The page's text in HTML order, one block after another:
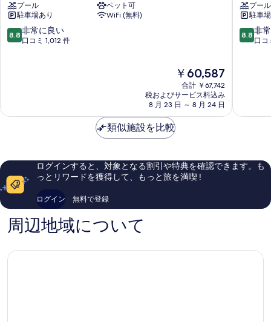
ノ
ボ
テ
ル
Monaco
プール
ペット可
駐車場あり
WiFi (無料)
10
段
良
ミ
件
件
コ
ミ
8.8 非常に良い
口コミ 1,012 件
現
在
の
料
金
は
￥60,587
￥60,587
合計 ￥67,742
税およびサービス料込み
8 月 23 日 ～ 8 月 24 日
デ
ィ
ア
ン
ル
ォ
ッ
プール
駐車
10
段
良
ミ
1,005
8.8 非
口コ
類似施設を比較
ログインすると、対象となる割引や特典を確認できます。も
っとリワードを獲得して、もっと旅を満喫 !
ログイン 無料で登録
周辺地域について